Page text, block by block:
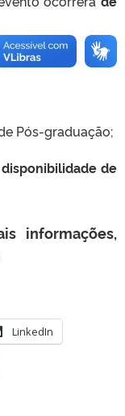
Pós-graduação;
de
informações,
LinkedIn